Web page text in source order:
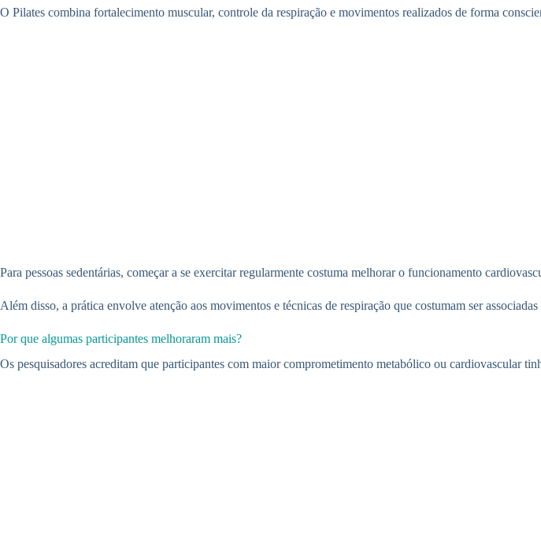
O Pilates combina fortalecimento muscular, controle da respiração e movimentos realizados de forma
Para pessoas sedentárias, começar a se exercitar regularmente costuma melhorar o funcionamento
Além disso, a prática envolve atenção aos movimentos e técnicas de respiração que costumam ser
Por que algumas participantes melhoraram mais?
Os pesquisadores acreditam que participantes com maior comprometimento metabólico ou cardiovascular